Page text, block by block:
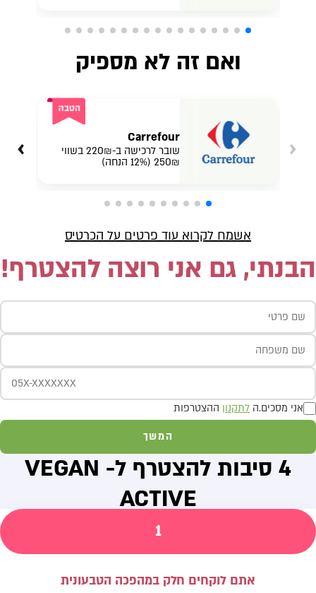
ואם זה לא מספיק
‹
Carrefour
שובר לרכישה ב-220₪ בשווי
250₪ (12% הנחה)
›
אשמח לקרוא עוד פרטים על הכרטיס
הבנתי, גם אני רוצה להצטרף!
אני מסכים.ה לתקנון ההצטרפות
המשך
4 סיבות להצטרף ל- VEGAN
ACTIVE
1
אתם לוקחים חלק במהפכה הטבעונית